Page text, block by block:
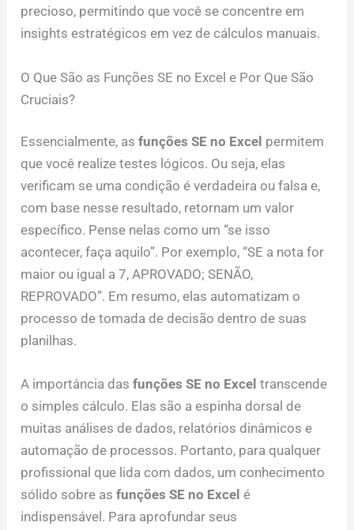
precioso, permitindo que você se concentre em
insights estratégicos em vez de cálculos manuais.
O Que São as Funções SE no Excel e Por Que São
Cruciais?
Essencialmente, asfunções SE no Excel permitem
que você realize testes lógicos. Ou seja, elas
verificam se uma condição é verdadeira ou falsa e,
com base nesse resultado, retornam um valor
específico. Pense nelas como um “se isso
acontecer, faça aquilo”. Por exemplo, “SE a nota for
maior ou igual a 7, APROVADO; SENÃO,
REPROVADO”. Em resumo, elas automatizam o
processo de tomada de decisão dentro de suas
planilhas.
A importância dasfunções SE no Excel transcende
o simples cálculo. Elas são a espinha dorsal de
muitas análises de dados, relatórios dinâmicos e
automação de processos. Portanto, para qualquer
profissional que lida com dados, um conhecimento
sólido sobre asfunções SE no Excel é
indispensável. Para aprofundar seus